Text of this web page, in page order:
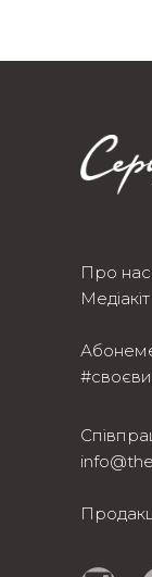
Про нас
Медіакіт